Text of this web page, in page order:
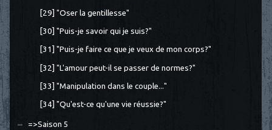
[29] "Oser la gentillesse"
[30] "Puis-je savoir qui je suis?"
[31] "Puis-je faire ce que je veux de mon corps?"
[32] "L'amour peut-il se passer de normes?"
[33] "Manipulation dans le couple..."
[34] "Qu'est-ce qu'une vie réussie?"
=>Saison 5